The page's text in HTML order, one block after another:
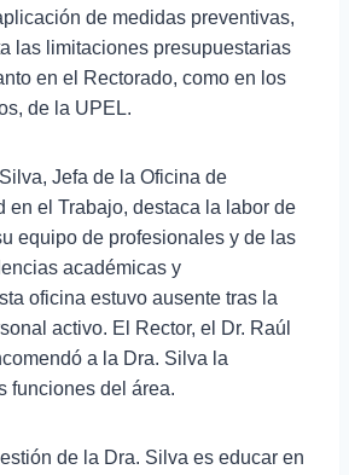
de medidas preventivas,
las limitaciones presupuestarias
en el Rectorado, como en los
de la UPEL.
Jefa de la Oficina de
en el Trabajo, destaca la labor de
equipo de profesionales y de las
académicas y
oficina estuvo ausente tras la
activo. El Rector, el Dr. Raúl
a la Dra. Silva la
funciones del área.
de la Dra. Silva es educar en